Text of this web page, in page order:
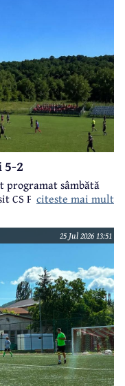
5-2
programat sâmbătă
CS Păulești.
citeste mai mult
25 Jul 2026 13:51